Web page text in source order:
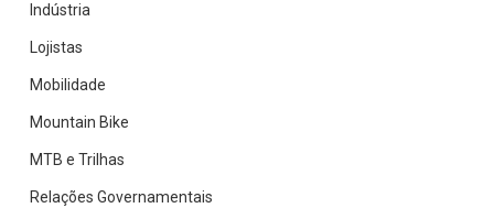
Indústria
Lojistas
Mobilidade
Mountain Bike
MTB e Trilhas
Relações Governamentais